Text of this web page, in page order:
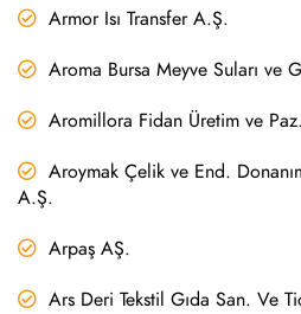
Armor Isı Transfer A.Ş.
Aroma Bursa Meyve Suları ve
Aromillora Fidan Üretim ve
Aroymak Çelik ve End.
A.Ş.
Arpaş AŞ.
Ars Deri Tekstil Gıda San. Ve